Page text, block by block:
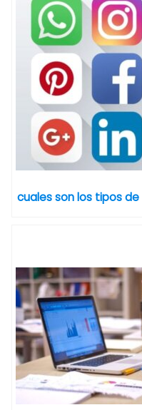
cuales son los tipos